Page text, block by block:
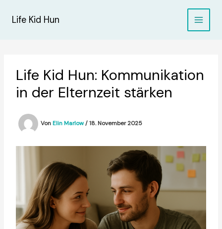
InhaltLife Kid Hun
Life Kid Hun: Kommunikation
in der Elternzeit stärken
VonElin Marlow/18. November 2025